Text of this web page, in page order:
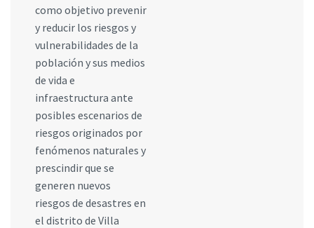
como objetivo prevenir
y reducir los riesgos y
vulnerabilidades de la
población y sus medios
de vida e
infraestructura ante
posibles escenarios de
riesgos originados por
fenómenos naturales y
prescindir que se
generen nuevos
riesgos de desastres en
el distrito de Villa